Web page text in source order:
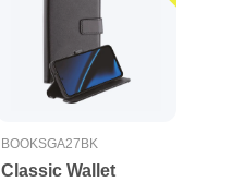
BOOKSGA27BK
Classic Wallet